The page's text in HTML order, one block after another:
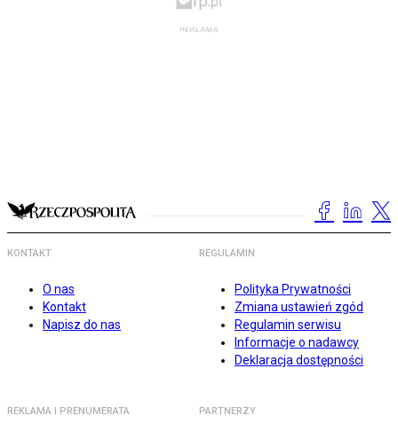
KONTAKT
O nas
Kontakt
Napisz do nas
REGULAMIN
Polityka Prywatności
Zmiana ustawień zgód
Regulamin serwisu
Informacje o nadawcy
Deklaracja dostępności
REKLAMA I PRENUMERATA PARTNERZY